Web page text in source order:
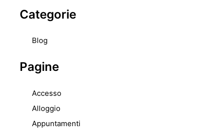
Categorie
Blog
Pagine
Accesso
Alloggio
Appuntamenti